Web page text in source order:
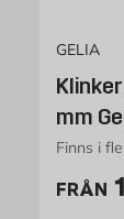
GELIA
mm
Finns i
FRÅN